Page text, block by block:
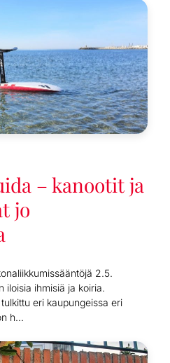
– kanootit ja
jo
2.5.
iloisia ihmisiä ja koiria.
eri kaupungeissa eri
h...